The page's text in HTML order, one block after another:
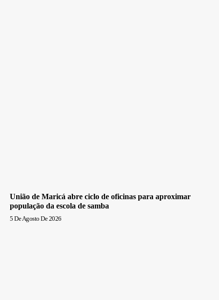
União de Maricá abre ciclo de oficinas para aproximar
população da escola de samba
5 De Agosto De 2026